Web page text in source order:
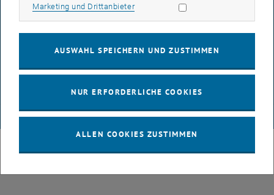
© TU Wien# 120057
Marketing und DrittanbieterMarketing Cookies zulassen
AUSWAHL SPEICHERN UND ZUSTIMMEN
NUR ERFORDERLICHE COOKIES
ALLEN COOKIES ZUSTIMMEN